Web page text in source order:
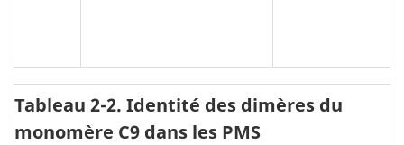
Tableau 2-2. Identité des dimères du
monomère C9 dans les PMS